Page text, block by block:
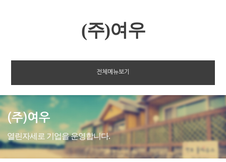
(주)여우
전체메뉴보기
(주)여우
열린자세로 기업을 운영합니다.